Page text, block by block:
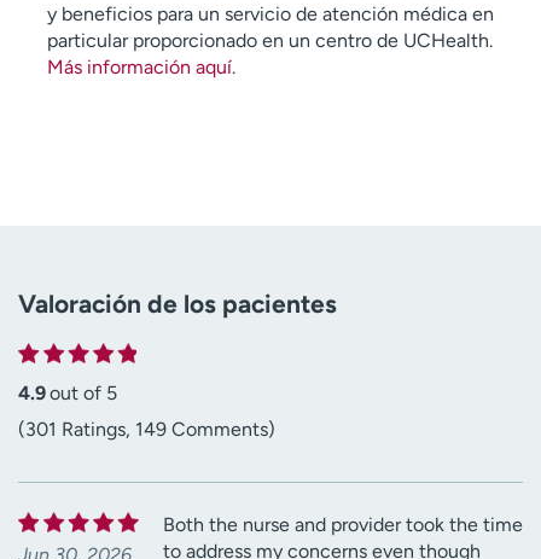
y beneficios para un servicio de atención médica en
particular proporcionado en un centro de UCHealth.
Más información aquí.
Valoración de los pacientes
4.9out of 5
(301 Ratings, 149 Comments)
Jun 30, 2026
Both the nurse and provider took the time
to address my concerns even though